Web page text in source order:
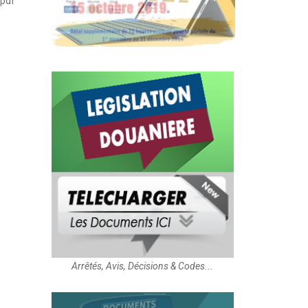
Arrêtés, Avis, Décisions & Codes...